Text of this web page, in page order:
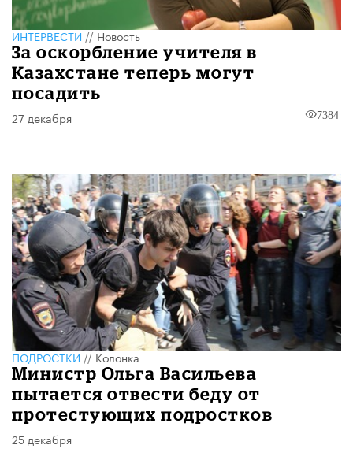
ИНТЕРВЕСТИ//Новость
За оскорбление учителя в
Казахстане теперь могут
посадить
27 декабря 7384
ПОДРОСТКИ//Колонка
Министр Ольга Васильева
пытается отвести беду от
протестующих подростков
25 декабря